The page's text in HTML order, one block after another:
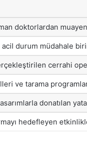
doktorlardan
durum müdahale
cerrahi
ve tarama
donatılan
hedefleyen